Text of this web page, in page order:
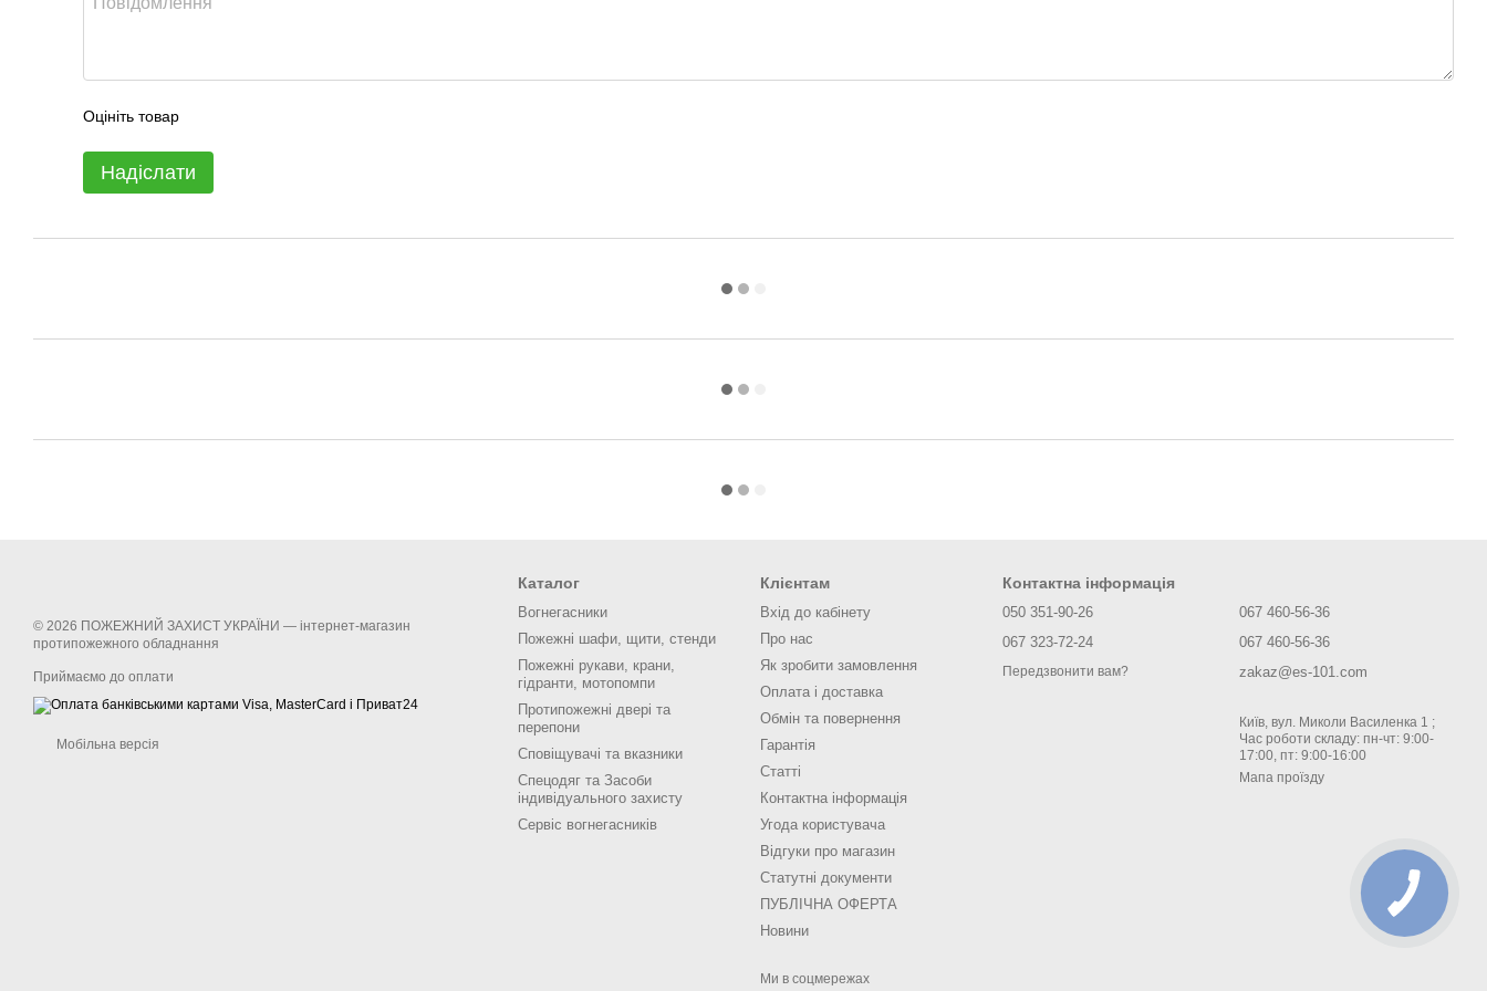
Оцініть товар
Надіслати
© 2026 ПОЖЕЖНИЙ ЗАХИСТ УКРАЇНИ — інтернет-магазин
протипожежного обладнання
Приймаємо до оплати
Мобільна версія
Каталог
Вогнегасники
Пожежні шафи, щити, стенди
Пожежні рукави, крани,
гідранти, мотопомпи
Протипожежні двері та
перепони
Сповіщувачі та вказники
Спецодяг та Засоби
індивідуального захисту
Сервіс вогнегасників
Клієнтам
Вхід до кабінету
Про нас
Як зробити замовлення
Оплата і доставка
Обмін та повернення
Гарантія
Статті
Контактна інформація
Угода користувача
Відгуки про магазин
Статутні документи
ПУБЛІЧНА ОФЕРТА
Новини
Ми в соцмережах
Контактна інформація
050 351-90-26
067 323-72-24
Передзвонити вам?
067 460-56-36
067 460-56-36
zakaz@es-101.com
Київ, вул. Миколи Василенка 1 ;
Час роботи складу: пн-чт: 9:00-
17:00, пт: 9:00-16:00
Мапа проїзду